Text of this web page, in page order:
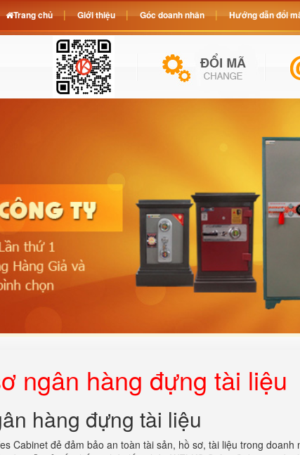
ngân hàng đựng tài liệu
hàng đựng tài liệu
Cabinet đẻ đảm bảo an toàn tài sản, hồ sơ, tài liệu trong doanh
Trang chủ Giới thiệu Góc doanh nhân Hướng dẫn đổi